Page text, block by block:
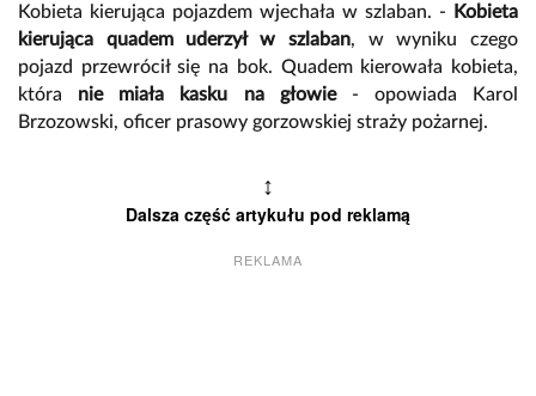
Kobieta kierująca pojazdem wjechała w szlaban. -
Kobieta
kierująca quadem uderzył w szlaban, w wyniku czego
pojazd przewrócił się na bok. Quadem kierowała kobieta,
która nie miała kasku na głowie- opowiada Karol
Brzozowski, oficer prasowy gorzowskiej straży pożarnej.
↕
Dalsza część artykułu pod reklamą
REKLAMA